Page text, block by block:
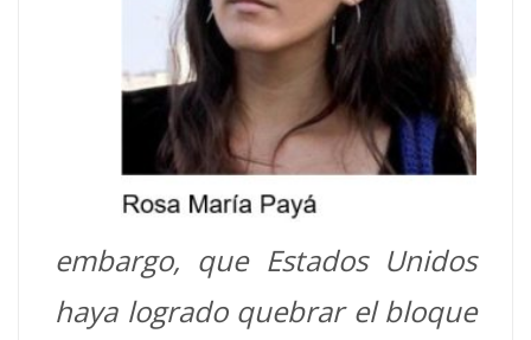
embargo, que Estados Unidos
haya logrado quebrar el bloque